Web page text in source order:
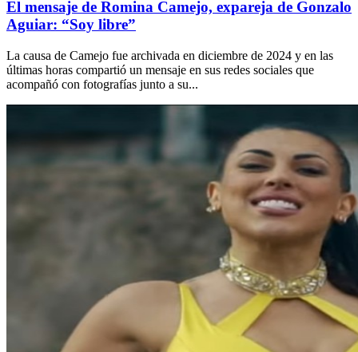
El mensaje de Romina Camejo, expareja de Gonzalo
Aguiar: “Soy libre”
La causa de Camejo fue archivada en diciembre de 2024 y en las
últimas horas compartió un mensaje en sus redes sociales que
acompañó con fotografías junto a su...